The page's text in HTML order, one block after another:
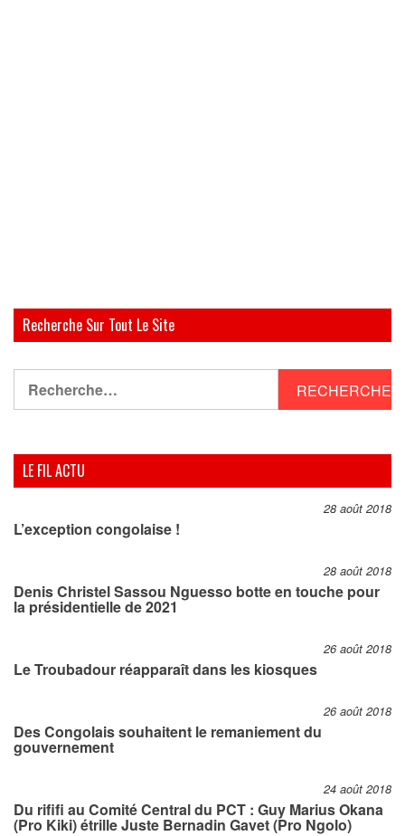
Recherche Sur Tout Le Site
LE FIL ACTU
28 août 2018
L’exception congolaise !
28 août 2018
Denis Christel Sassou Nguesso botte en touche pour
la présidentielle de 2021
26 août 2018
Le Troubadour réapparaît dans les kiosques
26 août 2018
Des Congolais souhaitent le remaniement du
gouvernement
24 août 2018
Du rififi au Comité Central du PCT : Guy Marius Okana
(Pro Kiki) étrille Juste Bernadin Gavet (Pro Ngolo)